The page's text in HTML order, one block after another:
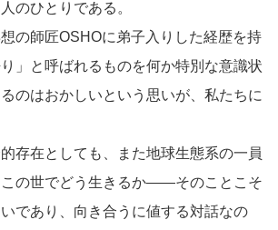
のひとりである。
の師匠OSHOに弟子入りした経歴を持
」と呼ばれるものを何か特別な意識状
のはおかしいという思いが、私たちに
存在としても、また地球生態系の一員
この世でどう生きるか――そのことこそ
であり、向き合うに値する対話なの